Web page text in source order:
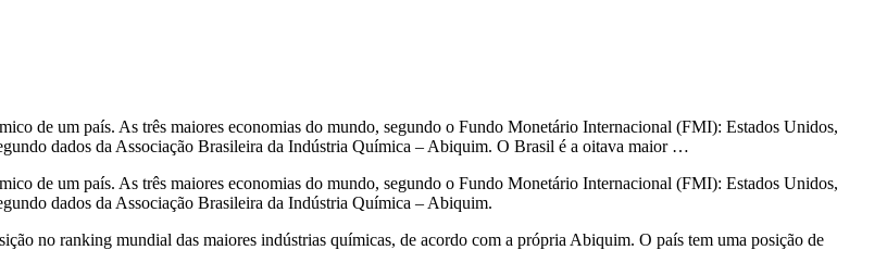
de um país. As três maiores economias do mundo, segundo o Fundo Monetário Internacional (FMI): Estados Unidos,
dados da Associação Brasileira da Indústria Química – Abiquim. O Brasil é a oitava maior …
de um país. As três maiores economias do mundo, segundo o Fundo Monetário Internacional (FMI): Estados Unidos,
dados da Associação Brasileira da Indústria Química – Abiquim.
no ranking mundial das maiores indústrias químicas, de acordo com a própria Abiquim. O país tem uma posição de